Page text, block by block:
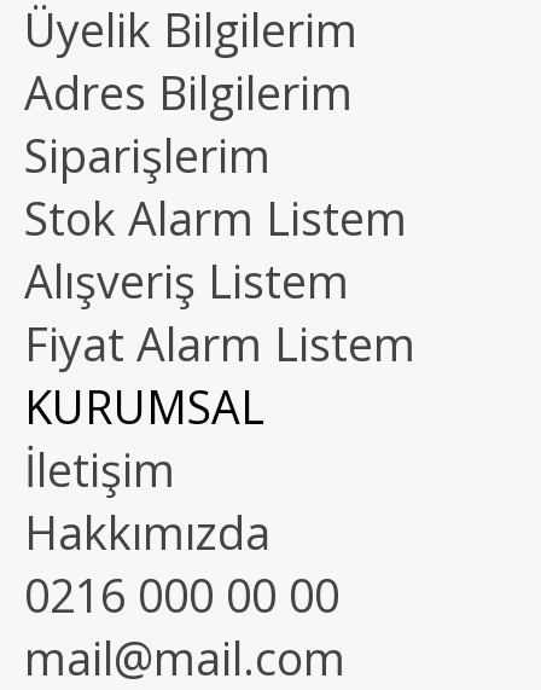
Üyelik Bilgilerim
Adres Bilgilerim
Siparişlerim
Stok Alarm Listem
Alışveriş Listem
Fiyat Alarm Listem
KURUMSAL
İletişim
Hakkımızda
0216 000 00 00
mail@mail.com